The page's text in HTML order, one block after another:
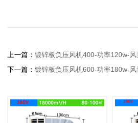
上一篇： 镀锌板负压风机400-功率120w-风
下一篇： 镀锌板负压风机600-功率180w-风